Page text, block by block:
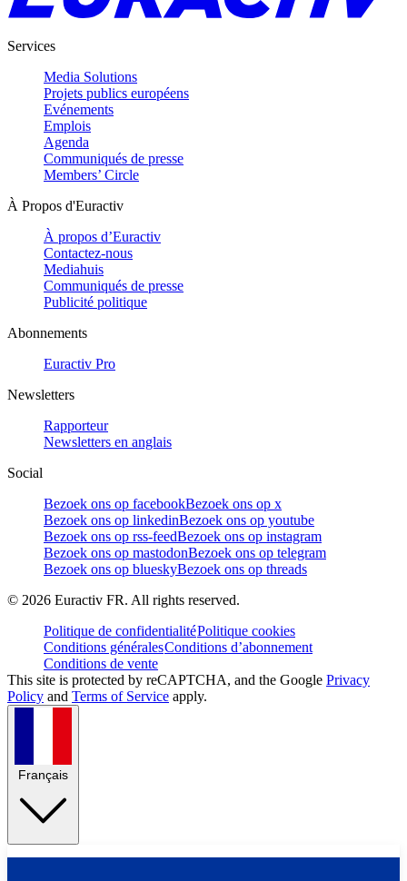
Services
Media Solutions
Projets publics européens
Evénements
Emplois
Agenda
Communiqués de presse
Members’ Circle
À Propos d'Euractiv
À propos d’Euractiv
Contactez-nous
Mediahuis
Communiqués de presse
Publicité politique
Abonnements
Euractiv Pro
Newsletters
Rapporteur
Newsletters en anglais
Social
Bezoek ons op facebookBezoek ons op x
Bezoek ons op linkedinBezoek ons op youtube
Bezoek ons op rss-feedBezoek ons op instagram
Bezoek ons op mastodonBezoek ons op telegram
Bezoek ons op blueskyBezoek ons op threads
© 2026 Euractiv FR. All rights reserved.
Politique de confidentialitéPolitique cookies
Conditions généralesConditions d’abonnement
Conditions de vente
This site is protected by reCAPTCHA, and the Google Privacy
Policy and Terms of Service apply.
Français